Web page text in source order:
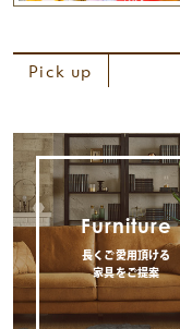
Pick up
Furniture
長くご愛用頂ける
家具をご提案